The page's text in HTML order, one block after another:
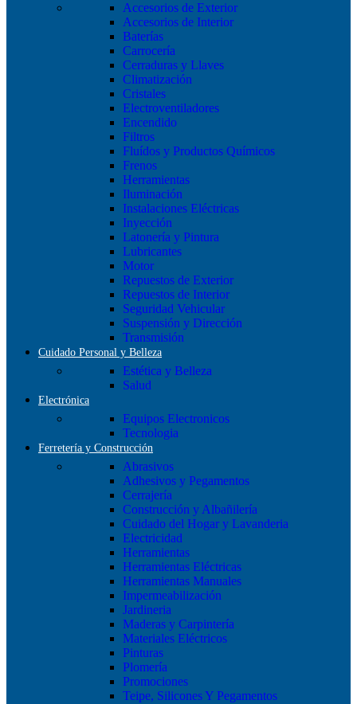
Accesorios de Exterior
Accesorios de Interior
Baterías
Carrocería
Cerraduras y Llaves
Climatización
Cristales
Electroventiladores
Encendido
Filtros
Fluídos y Productos Químicos
Frenos
Herramientas
Iluminación
Instalaciones Eléctricas
Inyección
Latonería y Pintura
Lubricantes
Motor
Repuestos de Exterior
Repuestos de Interior
Seguridad Vehicular
Suspensión y Dirección
Transmisión
Cuidado Personal y Belleza
Estética y Belleza
Salud
Electrónica
Equipos Electronicos
Tecnologia
Ferretería y Construcción
Abrasivos
Adhesivos y Pegamentos
Cerrajería
Construcción y Albañilería
Cuidado del Hogar y Lavanderia
Electricidad
Herramientas
Herramientas Eléctricas
Herramientas Manuales
Impermeabilización
Jardineria
Maderas y Carpintería
Materiales Eléctricos
Pinturas
Plomería
Promociones
Teipe, Silicones Y Pegamentos